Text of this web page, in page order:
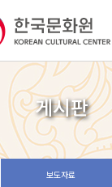
게시판
보도자료